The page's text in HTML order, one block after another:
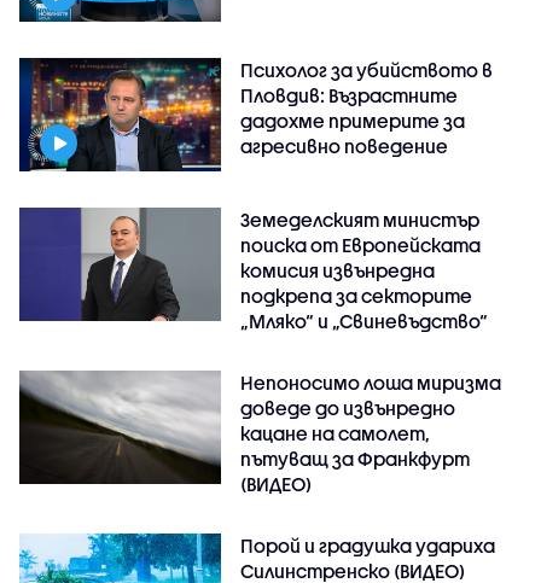
Психолог за убийството в
Пловдив: Възрастните
дадохме примерите за
агресивно поведение
Земеделският министър
поиска от Европейската
комисия извънредна
подкрепа за секторите
„Мляко“ и „Свиневъдство“
Непоносимо лоша миризма
доведе до извънредно
кацане на самолет,
пътуващ за Франкфурт
(ВИДЕО)
Порой и градушка удариха
Силинстренско (ВИДЕО)